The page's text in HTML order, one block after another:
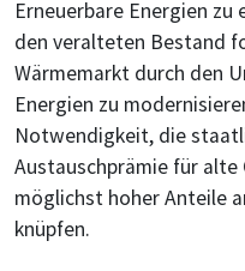
Erneuerbare Energien
den veralteten Bestand
Wärmemarkt durch den
Energien zu
Notwendigkeit, die
Austauschprämie für alte
möglichst hoher Anteile
knüpfen.